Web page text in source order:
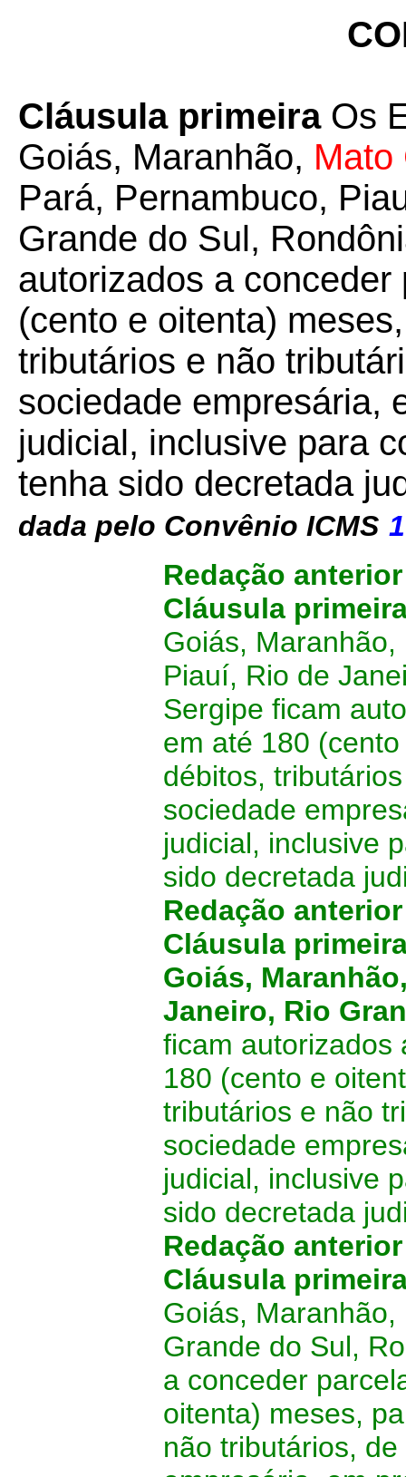
Cláusula primeiraOs
Goiás, Maranhão, Mato
Pará, Pernambuco,
Grande do Sul,
autorizados a
(cento e oitenta)
tributários e não
sociedade empresária,
judicial, inclusive para
tenha sido decretada
dada pelo Convênio ICMS
Redação
Cláusula
Goiás,
Piauí, Rio de
Sergipe ficam
em até 180
débitos,
sociedade
judicial, inclusive
sido decretada
Redação
Cláusula
Goiás,
Janeiro, Rio
ficam autorizados
180 (cento e
tributários e não
sociedade
judicial, inclusive
sido decretada
Redação
Cláusula
Goiás,
Grande do Sul,
a conceder
oitenta) meses,
não tributários,